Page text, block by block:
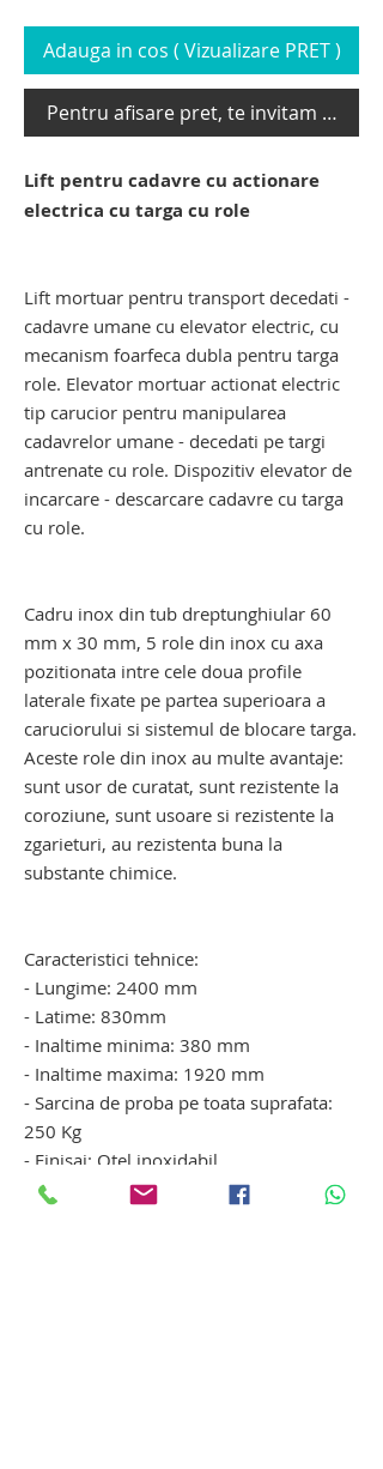
Adauga in cos ( Vizualizare PRET )
Pentru afisare pret, te invitam sa te
Lift pentru cadavre cu actionare
electrica cu targa cu role
Lift mortuar pentru transport decedati -
cadavre umane cu elevator electric, cu
mecanism foarfeca dubla pentru targa
role. Elevator mortuar actionat electric
tip carucior pentru manipularea
cadavrelor umane - decedati pe targi
antrenate cu role. Dispozitiv elevator de
incarcare - descarcare cadavre cu targa
cu role.
Cadru inox din tub dreptunghiular 60
mm x 30 mm, 5 role din inox cu axa
pozitionata intre cele doua profile
laterale fixate pe partea superioara a
caruciorului si sistemul de blocare targa.
Aceste role din inox au multe avantaje:
sunt usor de curatat, sunt rezistente la
coroziune, sunt usoare si rezistente la
zgarieturi, au rezistenta buna la
substante chimice.
Caracteristici tehnice:
- Lungime: 2400 mm
- Latime: 830mm
- Inaltime minima: 380 mm
- Inaltime maxima: 1920 mm
- Sarcina de proba pe toata suprafata:
250 Kg
- Finisaj: Otel inoxidabil
- Greutate transport: 150 Kg